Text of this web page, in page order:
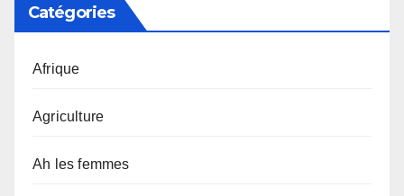
Catégories
Afrique
Agriculture
Ah les femmes